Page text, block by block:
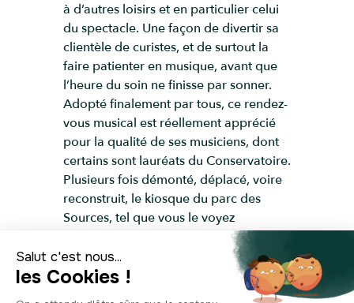
à d’autres loisirs et en particulier celui
du spectacle. Une façon de divertir sa
clientèle de curistes, et de surtout la
faire patienter en musique, avant que
l’heure du soin ne finisse par sonner.
Adopté finalement par tous, ce rendez-
vous musical est réellement apprécié
pour la qualité de ses musiciens, dont
certains sont lauréats du Conservatoire.
Plusieurs fois démonté, déplacé, voire
reconstruit, le kiosque du parc des
Sources, tel que vous le voyez
aujourd’hui, date de 1902. Lui, et son
sosie du parc des Bourins, sont les
seuls kiosques qui restent des 7
d’origine que comptait encore Vichy le